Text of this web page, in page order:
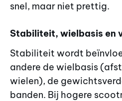
snel, maar niet prettig.
Stabiliteit, wielbasis en
Stabiliteit wordt
andere de wielbasis
wielen), de
banden. Bij hogere